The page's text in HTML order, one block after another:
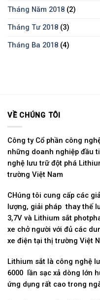
Tháng Năm 2018 (2)
Tháng Tư 2018 (3)
Tháng Ba 2018 (4)
VỀ CHÚNG TÔI
Công ty Cổ phần công
những doanh nghiệp đầu
nghệ lưu trữ đột phá
trường Việt Nam
CHúng tôi cung cấp các
lượng, giải pháp thay thế
3,7V và Lithium sắt
xe chở người với đủ các
xe điện tại thị trường Việt
Lithium sắt là công nghệ
6000 lần sạc xả dòng lớn
ứng dụng rất cao trong